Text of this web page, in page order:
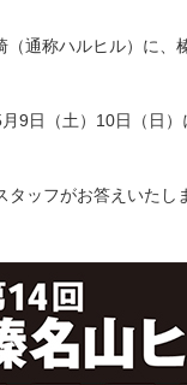
通称ハルヒル）に
9日（土）10日（日
ッフがお答えいたし